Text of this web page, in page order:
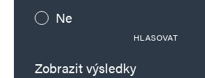
Ne
HLASOVAT
Zobrazit výsledky